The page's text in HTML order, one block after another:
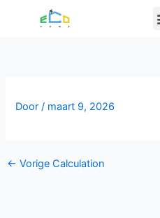
Door/ maart 9, 2026
← Vorige Calculation